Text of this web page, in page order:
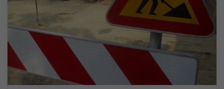
санацији хаварије већег обима на водоводној мрежи у насељу
4. јул, због које је део поменутог насеља Д2 тренутно без
воде. ЈКП „Водовод и канализација“ Зрењанин изводи радове
на санацији хаварије већег обима на водоводној мрежи која се
у јутарњим […]